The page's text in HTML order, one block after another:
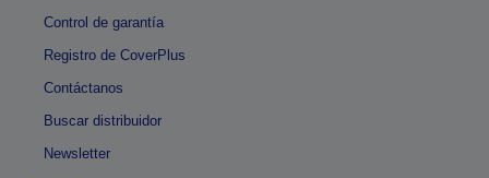
Control de garantía
Registro de CoverPlus
Contáctanos
Buscar distribuidor
Newsletter